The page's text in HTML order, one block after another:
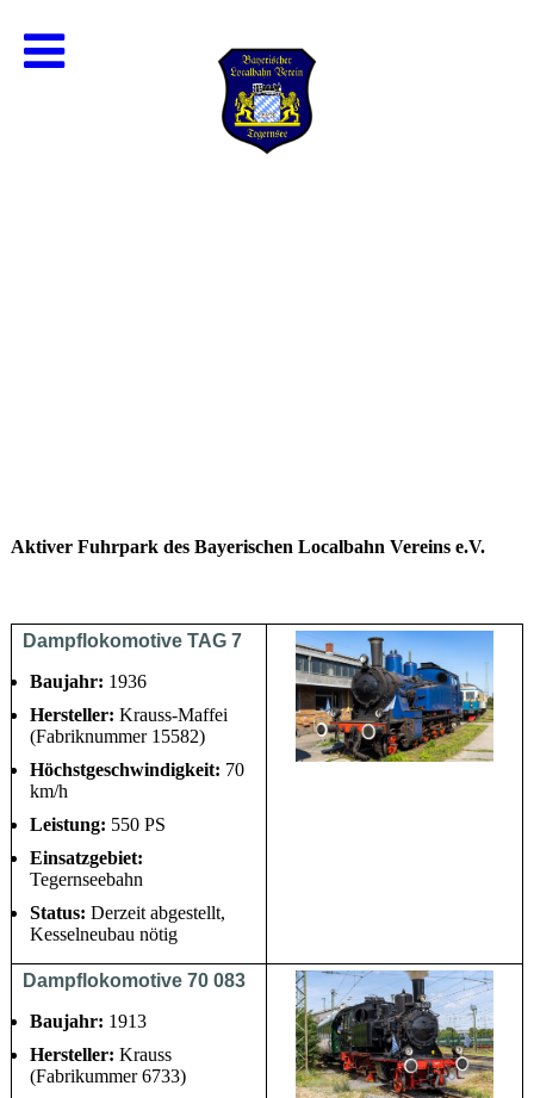
Aktiver Fuhrpark des Bayerischen Localbahn Vereins e.V.
Dampflokomotive TAG 7
Baujahr: 1936
Hersteller: Krauss-Maffei
(Fabriknummer 15582)
Höchstgeschwindigkeit: 70
km/h
Leistung: 550 PS
Einsatzgebiet:
Tegernseebahn
Status: Derzeit abgestellt,
Kesselneubau nötig
Dampflokomotive 70 083
Baujahr: 1913
Hersteller: Krauss
(Fabrikummer 6733)